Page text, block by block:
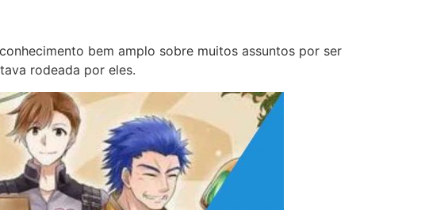
bem amplo sobre muitos assuntos por ser
rodeada por eles.